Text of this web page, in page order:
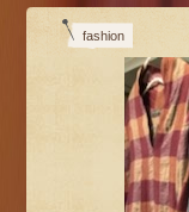
fashion